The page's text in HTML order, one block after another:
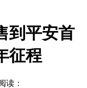
到平安首
征程
读：